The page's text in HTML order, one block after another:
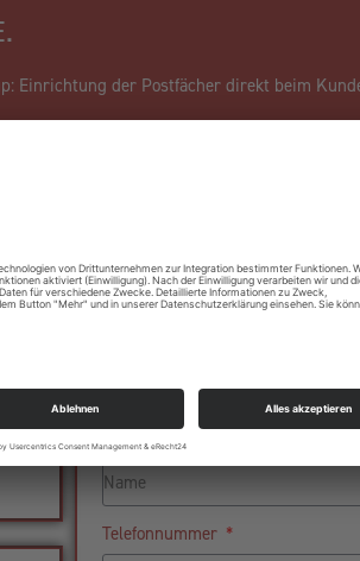
Einrichtung der Postfächer direkt beim
Name
Telefonnummer